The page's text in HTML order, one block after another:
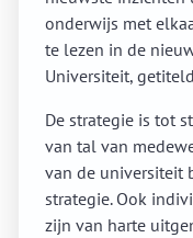
onderwijs met
te lezen in de
Universiteit, getiteld
De strategie is tot
van tal van
van de universiteit
strategie. Ook
zijn van harte